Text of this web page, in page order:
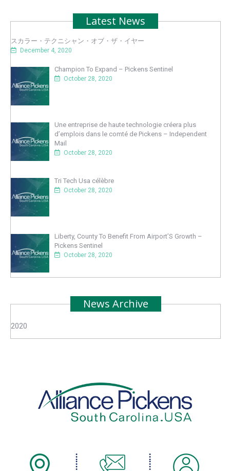
Latest News
スカラー・テクニシャン・オブ・ザ・イヤー
December 4, 2020
Champion To Expand – Pickens Sentinel
October 28, 2020
Une entreprise de haute technologie créera plus
d’emplois dans le comté de Pickens – Independent
Mail
October 28, 2020
Tri Tech Usa célèbre
October 28, 2020
Liberty, County To Benefit From Airport’S Growth –
Pickens Sentinel
October 28, 2020
News Archive
2020